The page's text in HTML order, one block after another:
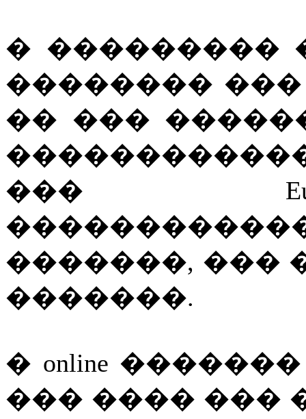
� ���������
��������
�� ���
���
�������, ���
�������.
� online
��� ���� ���